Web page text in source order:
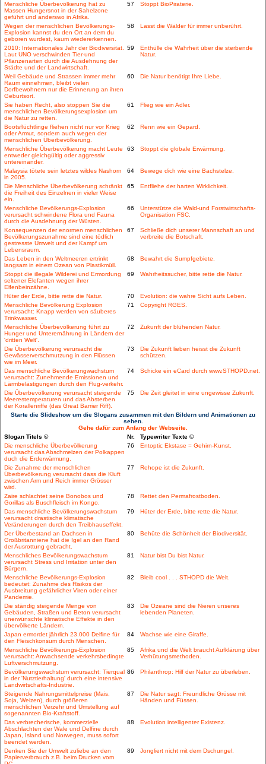
Menschliche Überbevölkerung hat zu
Massen Hungersnot in der Sahelzone
geführt und anderswo in Afrika.
57 Stoppt BioPiraterie.
Wegen der menschlichen Bevölkerungs-
Explosion kannst du den Ort an dem du
geboren wurdest, kaum wiedererkennen.
58 Lasst die Wälder für immer unberührt.
2010: Internationales Jahr der Biodiversität.
Laut UNO verschwinden Tier-und
Pflanzenarten durch die Ausdehnung der
Städte und der Landwirtschaft.
59
Enthülle die Wahrheit über die sterbende
Natur.
Weil Gebäude und Strassen immer mehr
Raum einnehmen, bleibt vielen
Dorfbewohnern nur die Erinnerung an ihren
Geburtsort.
60 Die Natur benötigt Ihre Liebe.
Sie haben Recht, also stoppen Sie die
menschlichen Bevölkerungsexplosion um
die Natur zu retten.
61 Flieg wie ein Adler.
Bootsflüchtlinge fliehen nicht nur vor Krieg
oder Armut, sondern auch wegen der
menschlichen Überbevölkerung.
62 Renn wie ein Gepard.
Menschliche Überbevölkerung macht Leute
entweder gleichgültig oder aggressiv
untereinander.
63 Stoppt die globale Erwärmung.
Malaysia tötete sein letztes wildes Nashorn
in 2005.
64 Bewege dich wie eine Bachstelze.
Die Menschliche Überbevölkerung schränkt
die Freiheit des Einzelnen in vieler Weise
ein.
65 Entfliehe der harten Wirklichkeit.
Menschliche Bevölkerungs-Explosion
verursacht schwindene Flora und Fauna
durch die Ausdehnung der Wüsten.
66
Unterstütze die Wald-und Forstwirtschafts-
Organisation FSC.
Konsequenzen der enormen menschlichen
Bevölkerungszunahme sind eine tödlich
gestresste Umwelt und der Kampf um
Lebensraum.
67
Schließe dich unserer Mannschaft an und
verbreite die Botschaft.
Das Leben in den Weltmeeren ertrinkt
langsam in einem Ozean von Plastikmüll.
68 Bewahrt die Sumpfgebiete.
Stoppt die illegale Wilderei und Ermordung
seltener Elefanten wegen ihrer
Elfenbeinzähne.
69 Wahrheitssucher, bitte rette die Natur.
Hüter der Erde, bitte rette die Natur. 70
Evolution: die wahre Sicht aufs Leben.
Menschliche Bevölkerung Explosion
verursacht: Knapp werden von säuberes
Trinkwasser.
71 Copyright RGES.
Menschliche Überbevölkerung führt zu
Hunger und Unterernährung in Ländern der
'dritten Welt'.
72 Zukunft der blühenden Natur.
Die Überbevölkerung verursacht die
Gewässerverschmutzung in den Flüssen
wie im Meer.
73
Die Zukunft lieben heisst die Zukunft
schützen.
Das menschliche Bevölkerungwachstum
verursacht: Zunehmende Emissionen und
Lärmbelästigungen durch den Flug-verkehr.
74 Schicke ein eCard durch www.STHOPD.net.
Die Überbevölkerung verursacht steigende
Meerestemperaturen und das Absterben
der Korallenriffe (das Great Barrier Riff).
75 Die Zeit gleitet in eine ungewisse Zukunft.
Starte die Slideshow um die Slogans zusammen mit den Bildern und Animationen zu
sehen.
Gehe dafür zum Anfang der Webseite.
Slogan Titels ©
Nr.
Typewriter Texte ©
Die menschliche Überbevölkerung
verursacht das Abschmelzen der Polkappen
duch die Erderwärmung.
76 Entoptic Ekstase = Gehirn-Kunst.
Die Zunahme der menschlichen
Überbevölkerung verursacht dass die Kluft
zwischen Arm und Reich immer Grösser
wird.
77 Rehope ist die Zukunft.
Zaire schlachtet seine Bonobos und
Gorillas als Buschfleisch im Kongo.
78 Rettet den Permafrostboden.
Das menschliche Bevölkerungswachstum
verursacht drastische klimatische
Veränderungen durch den Treibhauseffekt.
79 Hüter der Erde, bitte rette die Natur.
Der Überbestand an Dachsen in
Großbritanniene hat die Igel an den Rand
der Ausrottung gebracht.
80 Behüte die Schönheit der Biodiversität.
Menschliches Bevölkerungswachstum
verursacht Stress und Irritation unter den
Bürgern.
81 Natur bist Du bist Natur.
Menschliche Bevölkerungs-Explosion
bedeutet: Zunahme des Risikos der
Ausbreitung gefährlicher Viren oder einer
Pandemie.
82 Bleib cool . . . STHOPD die Welt.
Die ständig steigende Menge von
Gebäuden, Straßen und Beton verursacht
unerwünschte klimatische Effekte in den
übervölkerte Ländern.
83
Die Ozeane sind die Nieren unseres
lebenden Planeten.
Japan ermordet jährlich 23.000 Delfine für
den Fleischkonsum durch Menschen.
84 Wachse wie eine Giraffe.
Menschliche Bevölkerungs-Explosion
verursacht: Anwachsende verkehrsbedingte
Luftverschmutzung.
85
Afrika und die Welt braucht Aufklärung über
Verhütungsmethoden.
Bevölkerungswachstum verursacht: Tierqual
in der 'Nutztierhaltung' durch eine intensive
Landwirtschafts-Industrie.
86 Philanthrop: Hilf der Natur zu überleben.
Steigende Nahrungsmittelpreise (Mais,
Soja, Weizen), durch größeren
menschlichen Verzehr und Umstellung auf
sogenannten Bio-Kraftstoff.
87
Die Natur sagt: Freundliche Grüsse mit
Händen und Füssen.
Das verbrecherische, kommerzielle
Abschlachten der Wale und Delfine durch
Japan, Island und Norwegen, muss sofort
beendet werden.
88 Evolution intelligenter Existenz.
Denken Sie der Umwelt zuliebe an den
Papierverbrauch z.B. beim Drucken vom
89 Jongliert nicht mit dem Dschungel.